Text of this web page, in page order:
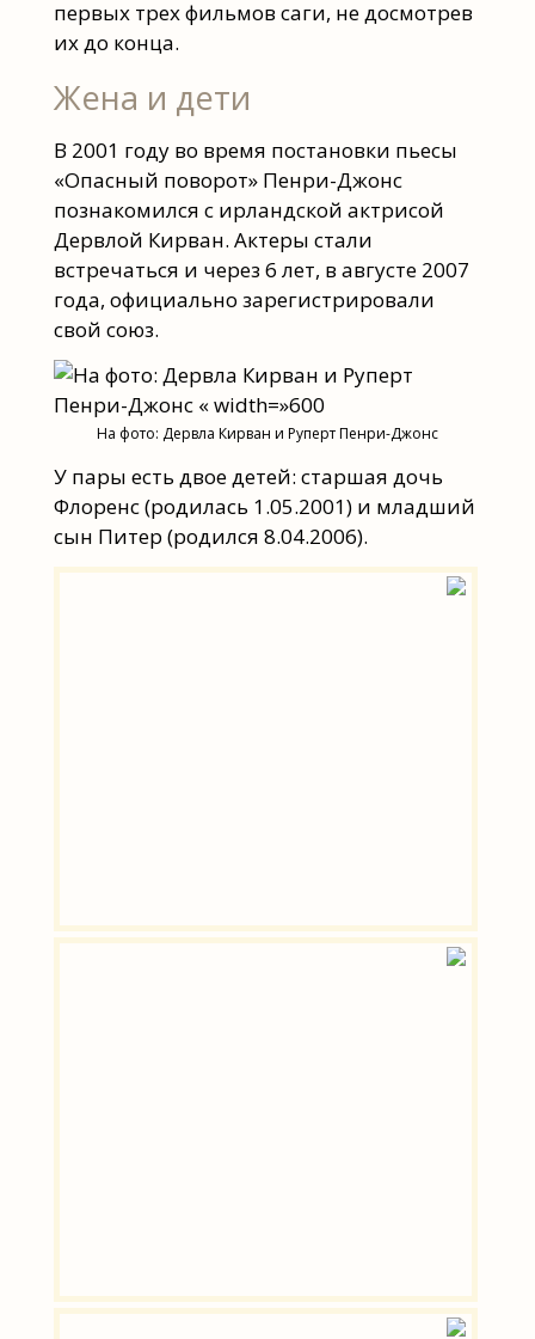
первых трех фильмов саги, не досмотрев
их до конца.
Жена и дети
В 2001 году во время постановки пьесы
«Опасный поворот» Пенри-Джонс
познакомился с ирландской актрисой
Дервлой Кирван. Актеры стали
встречаться и через 6 лет, в августе 2007
года, официально зарегистрировали
свой союз.
На фото: Дервла Кирван и Руперт Пенри-Джонс
У пары есть двое детей: старшая дочь
Флоренс (родилась 1.05.2001) и младший
сын Питер (родился 8.04.2006).